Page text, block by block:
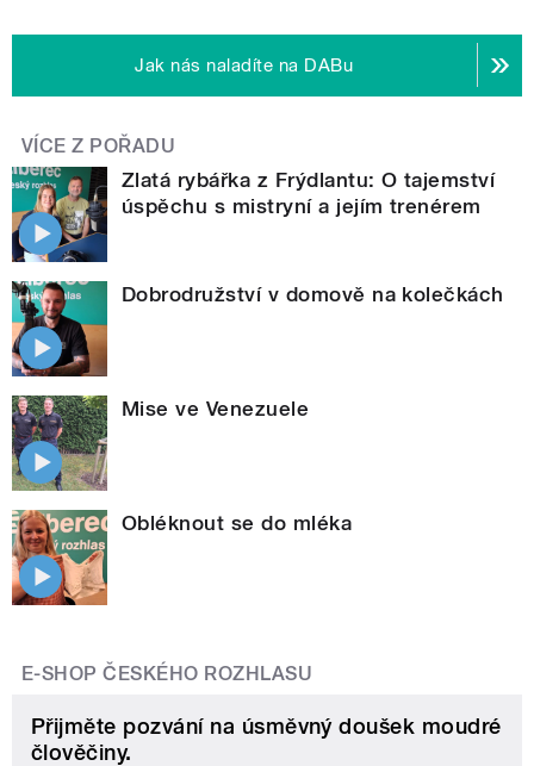
Jak nás naladíte na DABu
VÍCE Z POŘADU
Zlatá rybářka z Frýdlantu: O tajemství
úspěchu s mistryní a jejím trenérem
Dobrodružství v domově na kolečkách
Mise ve Venezuele
Obléknout se do mléka
E-SHOP ČESKÉHO ROZHLASU
Přijměte pozvání na úsměvný doušek moudré
člověčiny.